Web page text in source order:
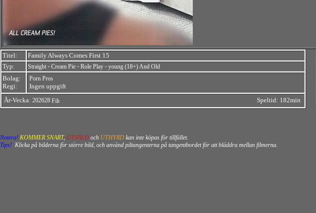
Titel:
Family Always Comes First 15
Typ:
Straight - Cream Pie - Role Play - young (18+) And Old
Bolag:
Regi:
Porn Pros
Ingen uppgift
År-Vecka: 202628 Speltid: 182min
Notera! KOMMER SNART, UTSÅLD och UTHYRD kan inte köpas för tillfället.
Tips! Klicka på bilderna för större bild, och använd piltangenterna på tangentbordet för att bläddra mellan filmerna.